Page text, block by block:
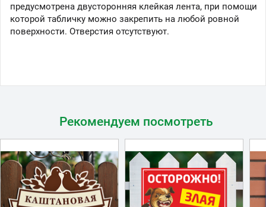
предусмотрена двусторонняя клейкая лента, при помощи
которой табличку можно закрепить на любой ровной
поверхности. Отверстия отсутствуют.
Рекомендуем посмотреть